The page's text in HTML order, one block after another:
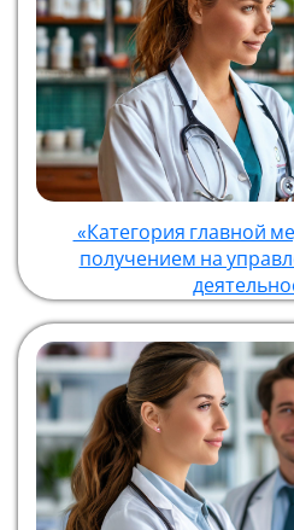
«Категория главной
получением на